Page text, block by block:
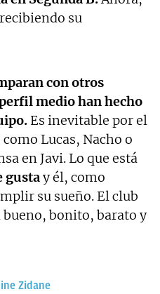
su
con otros
medio han hecho
Es inevitable por el
Lucas, Nacho o
en Javi. Lo que está
gustay él, como
su sueño. El club
bonito, barato y
Zidane